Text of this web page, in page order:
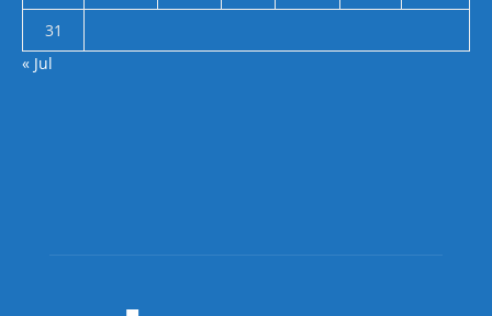
31
« Jul